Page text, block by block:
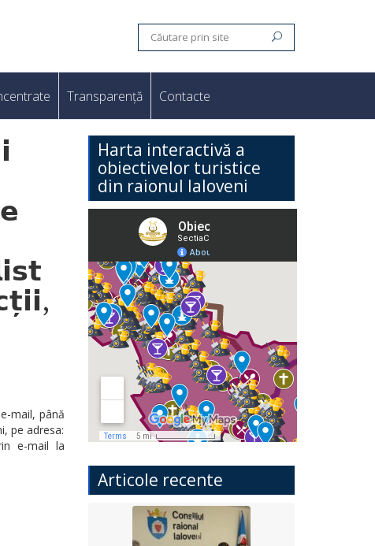
Transparență Contacte
mail, până
pe adresa:
e-mail la
Harta interactivă a
obiectivelor turistice
din raionul Ialoveni
Articole recente